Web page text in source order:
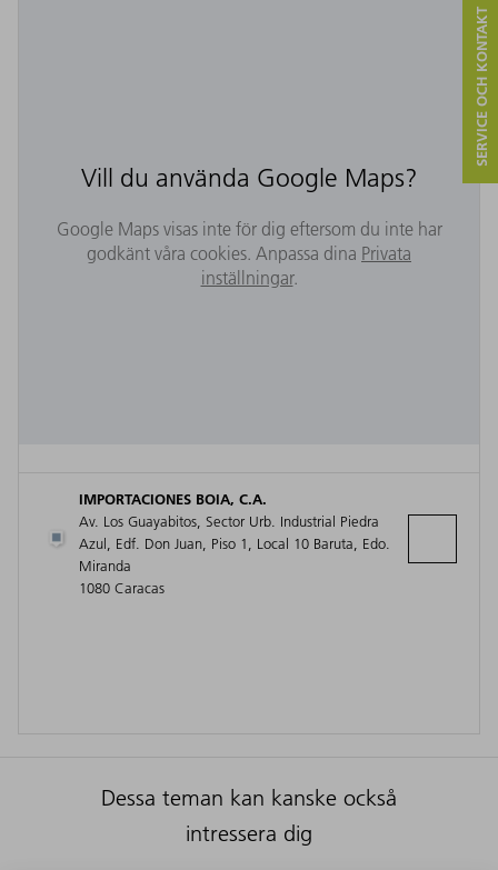
Vill du använda Google Maps?
Google Maps visas inte för dig eftersom du inte har
godkänt våra cookies. Anpassa dina Privata
inställningar.
IMPORTACIONES BOIA, C.A.
Av. Los Guayabitos, Sector Urb. Industrial Piedra
Azul, Edf. Don Juan, Piso 1, Local 10 Baruta, Edo.
Miranda
1080 Caracas
Dessa teman kan kanske också
intressera dig
SERVICE OCH KONTAKT